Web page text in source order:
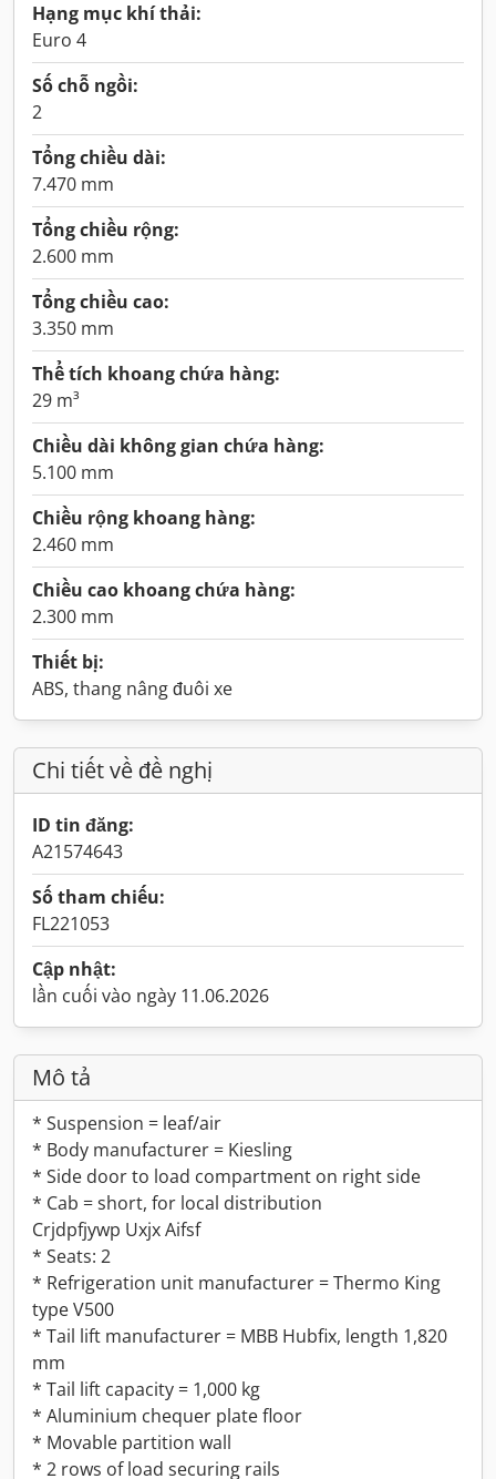
Hạng mục khí thải:
Euro 4
Số chỗ ngồi:
2
Tổng chiều dài:
7.470 mm
Tổng chiều rộng:
2.600 mm
Tổng chiều cao:
3.350 mm
Thể tích khoang chứa hàng:
29 m³
Chiều dài không gian chứa hàng:
5.100 mm
Chiều rộng khoang hàng:
2.460 mm
Chiều cao khoang chứa hàng:
2.300 mm
Thiết bị:
ABS, thang nâng đuôi xe
Chi tiết về đề nghị
ID tin đăng:
A21574643
Số tham chiếu:
FL221053
Cập nhật:
lần cuối vào ngày 11.06.2026
Mô tả
* Suspension = leaf/air
* Body manufacturer = Kiesling
* Side door to load compartment on right side
* Cab = short, for local distribution
Crjdpfjywp Uxjx Aifsf
* Seats: 2
* Refrigeration unit manufacturer = Thermo King
type V500
* Tail lift manufacturer = MBB Hubfix, length 1,820
mm
* Tail lift capacity = 1,000 kg
* Aluminium chequer plate floor
* Movable partition wall
* 2 rows of load securing rails